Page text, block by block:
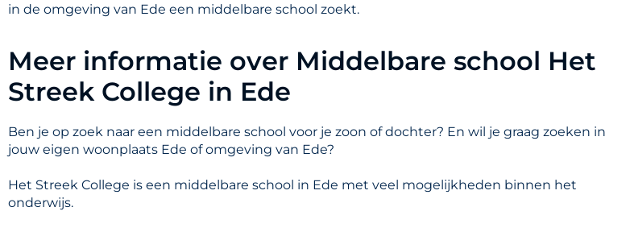
in de omgeving van Ede een middelbare school zoekt.
Meer informatie over Middelbare school Het
Streek College in Ede
Ben je op zoek naar een middelbare school voor je zoon of dochter? En wil je graag zoeken in
jouw eigen woonplaats Ede of omgeving van Ede?
Het Streek College is een middelbare school in Ede met veel mogelijkheden binnen het
onderwijs.